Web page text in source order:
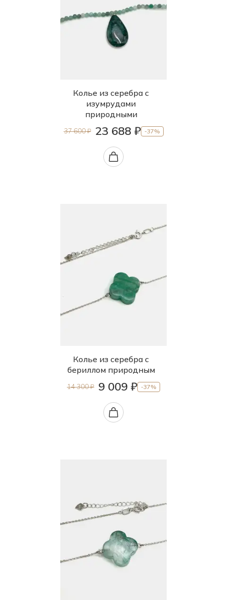
Колье из серебра с
изумрудами
природными
37 600 ₽ 23 688 ₽ -37%
Колье из серебра с
бериллом природным
14 300 ₽ 9 009 ₽ -37%